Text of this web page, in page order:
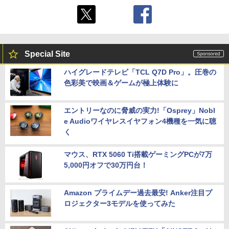
Special Site
ハイグレードテレビ「TCL Q7D Pro」。圧巻の
色彩美で映画＆ゲームが極上体験に
エントリーなのに脅威の実力!「Osprey」Nobl
e Audioワイヤレスイヤフォン4機種を一気に聴
く
マウス、RTX 5060 Ti搭載ゲーミングPCが7万
5,000円オフで30万円台！
Amazon プライムデー過去最安! Anker注目プ
ロジェクター3モデルを使ってみた